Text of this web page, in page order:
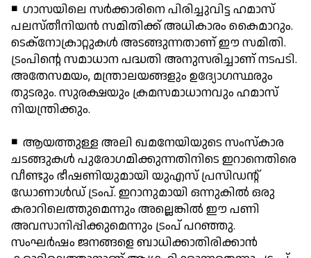
◾ ഗാസയിലെ സര്‍ക്കാരിനെ പിരിച്ചുവിട്ട ഹമാസ്
പലസ്തീനിയന്‍ സമിതിക്ക് അധികാരം കൈമാറും.
ടെക്നോക്രാറ്റുകള്‍ അടങ്ങുന്നതാണ് ഈ സമിതി.
ട്രംപിന്റെ സമാധാന പദ്ധതി അനുസരിച്ചാണ് നടപടി.
അതേസമയം, മന്ത്രാലയങ്ങളും ഉദ്യോഗസ്ഥരും
തുടരും. സുരക്ഷയും ക്രമസമാധാനവും ഹമാസ്
നിയന്ത്രിക്കും.
◾ ആയത്തുള്ള അലി ഖമനേയിയുടെ സംസ്‌കാര
ചടങ്ങുകള്‍ പുരോഗമിക്കുന്നതിനിടെ ഇറാനെതിരെ
വീണ്ടും ഭീഷണിയുമായി യുഎസ് പ്രസിഡന്റ്
ഡോണാള്‍ഡ് ട്രംപ്. ഇറാനുമായി ഒന്നുകില്‍ ഒരു
കരാറിലെത്തുമെന്നും അല്ലെങ്കില്‍ ഈ പണി
അവസാനിപ്പിക്കുമെന്നും ട്രംപ് പറഞ്ഞു.
സംഘര്‍ഷം ജനങ്ങളെ ബാധിക്കാതിരിക്കാന്‍